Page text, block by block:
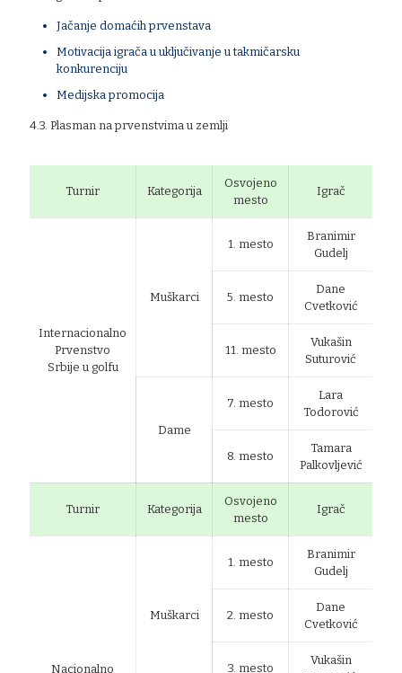
Jačanje domaćih prvenstava
Motivacija igrača u uključivanje u takmičarsku
konkurenciju
Medijska promocija
4.3. Plasman na prvenstvima u zemlji
Turnir Kategorija
Osvojeno
mesto
Igrač
Internacionalno
Prvenstvo
Srbije u golfu
Muškarci
1. mesto
Branimir
Gudelj
5. mesto
Dane
Cvetković
11. mesto
Vukašin
Suturović
Dame
7. mesto
Lara
Todorović
8. mesto
Tamara
Palkovljević
Turnir Kategorija
Osvojeno
mesto
Igrač
Nacionalno
Muškarci
1. mesto
Branimir
Gudelj
2. mesto
Dane
Cvetković
3. mesto
Vukašin